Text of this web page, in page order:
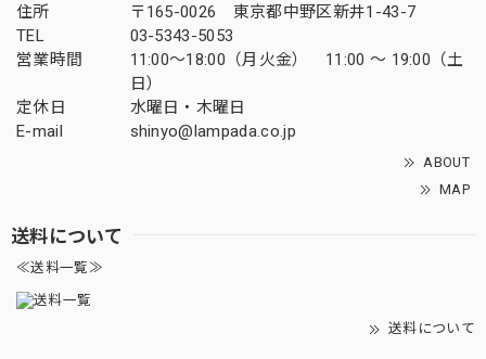
住所
〒165-0026 東京都中野区新井1-43-7
TEL
03-5343-5053
営業時間
11:00～18:00（月火金） 11:00 ～ 19:00（土
日）
定休日
水曜日・木曜日
E-mail
shinyo@lampada.co.jp
ABOUT
MAP
送料について
≪送料一覧≫
送料について